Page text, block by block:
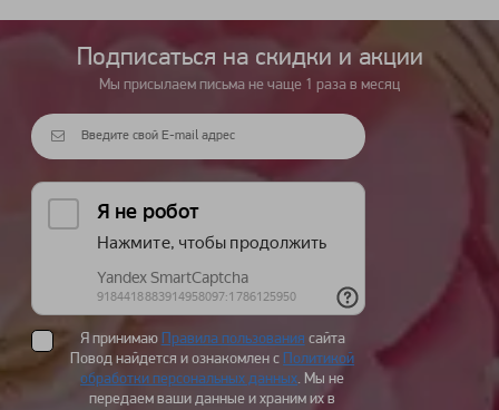
Подписаться на cкидки и акции
Мы присылаем письма не чаще 1 раза в месяц
Я принимаю Правила пользования сайта
Повод найдется и ознакомлен с Политикой
обработки персональных данных. Мы не
передаем ваши данные и храним их в